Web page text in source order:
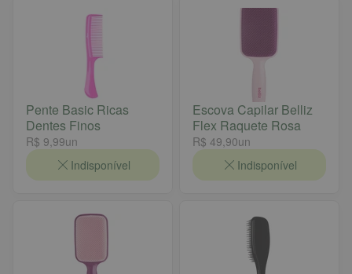
Pente Basic Ricas
Dentes Finos
R$ 9,99un
Indisponível
Escova Capilar Belliz
Flex Raquete Rosa
R$ 49,90un
Indisponível